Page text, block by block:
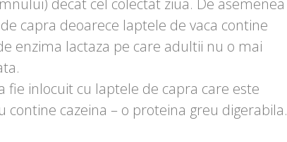
decat cel colectat ziua. De asemenea
capra deoarece laptele de vaca contine
enzima lactaza pe care adultii nu o mai
fie inlocuit cu laptele de capra care este
cazeina – o proteina greu digerabila.